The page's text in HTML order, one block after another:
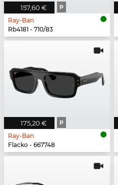
157,60 € P
Ray-Ban
Rb4181 - 710/83
175,20 € P
Ray-Ban
Flacko - 667748